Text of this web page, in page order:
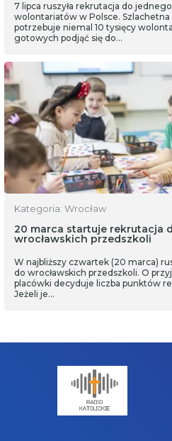
7 lipca ruszyła rekrutacja do
wolontariatów w Polsce. Szlachetna
potrzebuje niemal 10 tysięcy
gotowych podjąć się do…
Kategoria: Wrocław
20 marca startuje rekrutacja
wrocławskich przedszkoli
W najbliższy czwartek (20 marca)
do wrocławskich przedszkoli. O
placówki decyduje liczba punktów
Jeżeli je…